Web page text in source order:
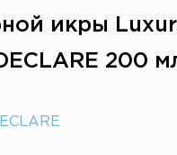
икры
200